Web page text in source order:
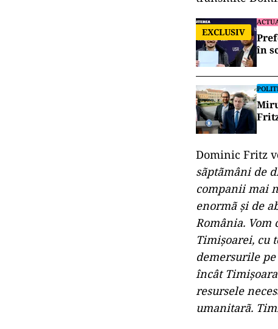
EXCLUSIV
în
Dominic Fritz
sãptãmâni de
companii mai
enormã şi de
România. Vom
Timişoarei, cu
demersurile
încât
resursele
umanitarã.